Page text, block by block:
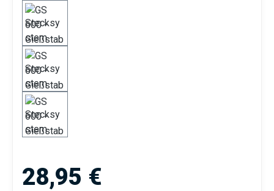
Regulärer Preis:
28,95 €